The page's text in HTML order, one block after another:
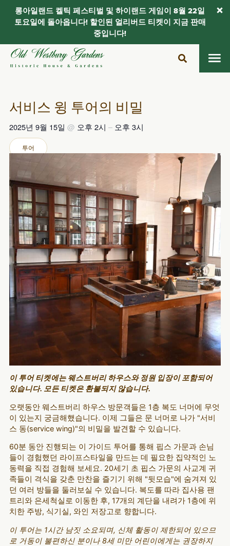
서비스 윙 투어의 비밀
2025년 9월 15일 @ 오후 2시 – 오후 3시
투어
이 투어 티켓에는 웨스트버리 하우스와 정원 입장이 포함되어
있습니다. 모든 티켓은 환불되지 않습니다.
오랫동안 웨스트버리 하우스 방문객들은 1층 복도 너머에 무엇
이 있는지 궁금해했습니다. 이제 그들은 문 너머로 나가 "서비
스 동(service wing)"의 비밀을 발견할 수 있습니다.
60분 동안 진행되는 이 가이드 투어를 통해 핍스 가문과 손님
들이 경험했던 라이프스타일을 만드는 데 필요한 집약적인 노
동력을 직접 경험해 보세요. 20세기 초 핍스 가문의 사교계 귀
족들이 격식을 갖춘 만찬을 즐기기 위해 "뒷모습"에 숨겨져 있
던 여러 방들을 둘러보실 수 있습니다. 복도를 따라 집사용 팬
트리와 은세척실로 이동한 후, 17개의 계단을 내려가 1층에 위
치한 주방, 식기실, 와인 저장고로 향합니다.
이 투어는 1시간 남짓 소요되며, 신체 활동이 제한되어 있으므
로 거동이 불편하신 분이나 8세 미만 어린이에게는 권장하지
롱아일랜드 켈틱 페스티벌 및 하이랜드 게임이 8월 22일
토요일에 돌아옵니다! 할인된 얼리버드 티켓이 지금 판매
중입니다!